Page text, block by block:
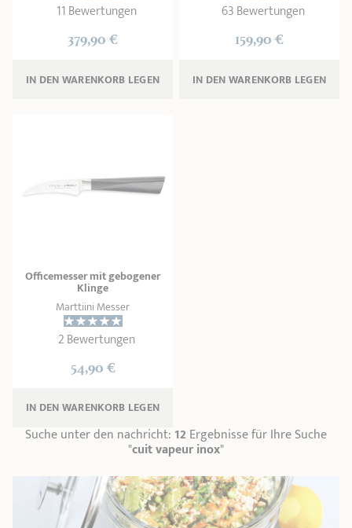
11 Bewertungen
379,90 €
LEGEN
63 Bewertungen
159,90 €
LEGEN
Officemesser mit gebogener
Klinge
Marttiini Messer
2 Bewertungen
54,90 €
LEGEN
Suche unter den nachricht: 12 Ergebnisse für Ihre Suche
"cuit vapeur inox"